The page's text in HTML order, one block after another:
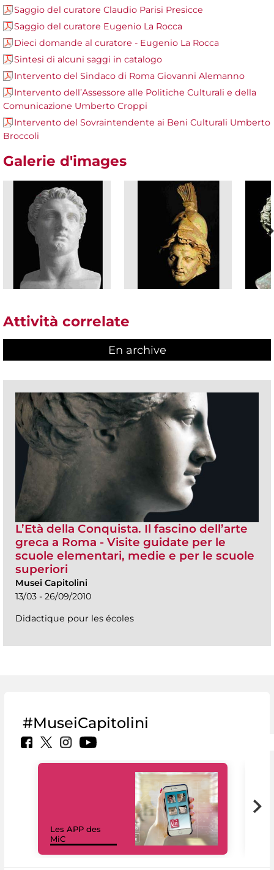
Saggio del curatore Claudio Parisi Presicce
Saggio del curatore Eugenio La Rocca
Dieci domande al curatore - Eugenio La Rocca
Sintesi di alcuni saggi in catalogo
Intervento del Sindaco di Roma Giovanni Alemanno
Intervento dell’Assessore alle Politiche Culturali e della
Comunicazione Umberto Croppi
Intervento del Sovraintendente ai Beni Culturali Umberto
Broccoli
Galerie d'images
Attività correlate
En archive
L’Età della Conquista. Il fascino dell’arte
greca a Roma - Visite guidate per le
scuole elementari, medie e per le scuole
superiori
Musei Capitolini
13/03 - 26/09/2010
Didactique pour les écoles
#MuseiCapitolini
Les APP des
MiC